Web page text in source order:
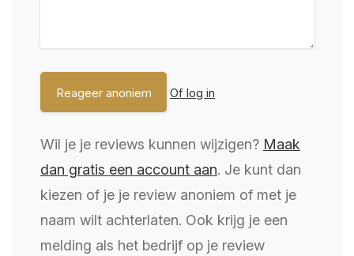
Of log in
Wil je je reviews kunnen wijzigen? Maak
dan gratis een account aan. Je kunt dan
kiezen of je je review anoniem of met je
naam wilt achterlaten. Ook krijg je een
melding als het bedrijf op je review